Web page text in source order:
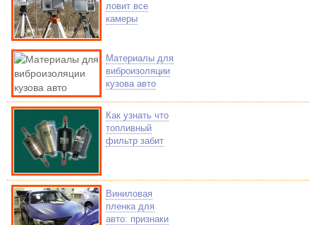
ловит все
камеры
Материалы для
виброизоляции
кузова авто
Как узнать что
топливный
фильтр забит
Виниловая
пленка для
авто: признаки